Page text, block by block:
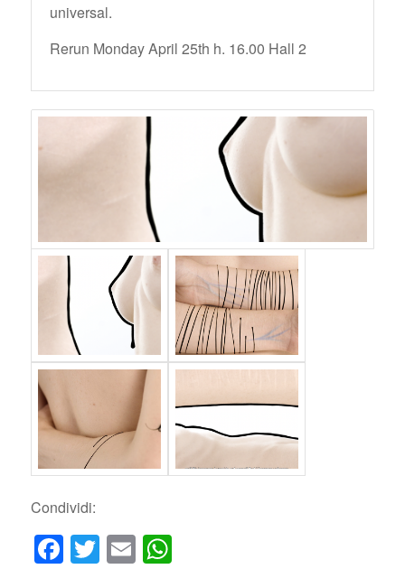
universal.
Rerun Monday April 25th h. 16.00 Hall 2
Condividi:
Facebook
Twitter
EmailWhatsApp